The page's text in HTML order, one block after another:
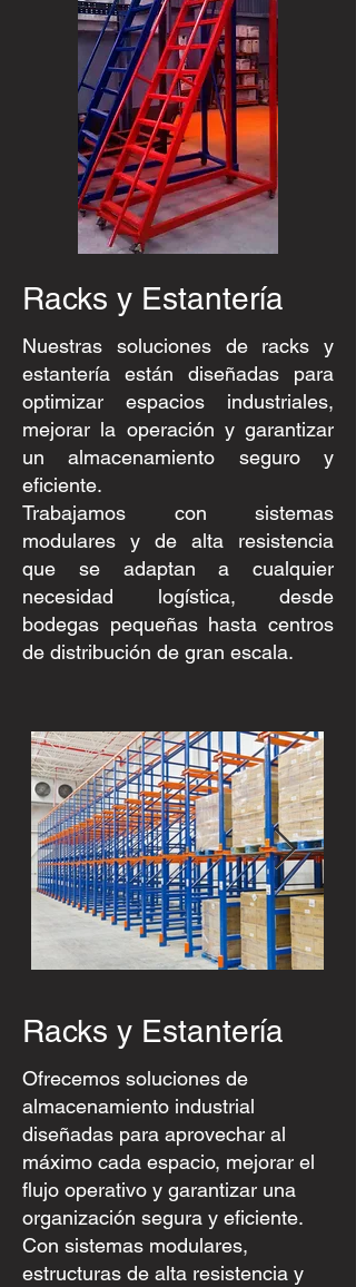
Racks y Estantería
Nuestras soluciones de racks y
estantería están diseñadas para
optimizar espacios industriales,
mejorar la operación y garantizar
un almacenamiento seguro y
eficiente.
Trabajamos con sistemas
modulares y de alta resistencia
que se adaptan a cualquier
necesidad logística, desde
bodegas pequeñas hasta centros
de distribución de gran escala.
Racks y Estantería
Ofrecemos soluciones de
almacenamiento industrial
diseñadas para aprovechar al
máximo cada espacio, mejorar el
flujo operativo y garantizar una
organización segura y eficiente.
Con sistemas modulares,
estructuras de alta resistencia y